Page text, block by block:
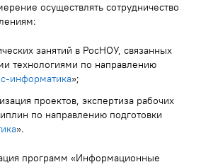
осуществлять сотрудничество
занятий в РосНОУ, связанных
технологиями по направлению
информатика»;
проектов, экспертиза рабочих
по направлению подготовки
».
программ «Информационные